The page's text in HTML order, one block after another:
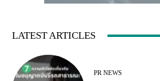
LATEST ARTICLES
PR NEWS